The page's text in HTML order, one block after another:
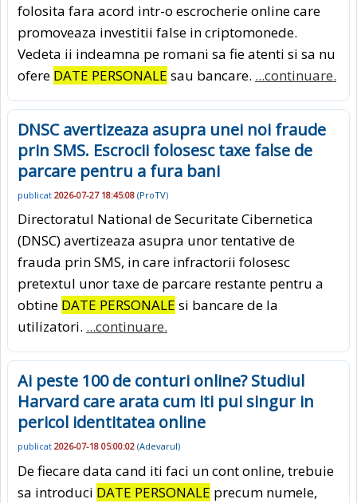
folosita fara acord intr-o escrocherie online care
promoveaza investitii false in criptomonede.
Vedeta ii indeamna pe romani sa fie atenti si sa nu
ofere DATE PERSONALE sau bancare. ...continuare.
DNSC avertizeaza asupra unei noi fraude
prin SMS. Escrocii folosesc taxe false de
parcare pentru a fura bani
publicat 2026-07-27 18:45:08 (ProTV)
Directoratul National de Securitate Cibernetica
(DNSC) avertizeaza asupra unor tentative de
frauda prin SMS, in care infractorii folosesc
pretextul unor taxe de parcare restante pentru a
obtine DATE PERSONALE si bancare de la
utilizatori. ...continuare.
Ai peste 100 de conturi online? Studiul
Harvard care arata cum iti pui singur in
pericol identitatea online
publicat 2026-07-18 05:00:02 (Adevarul)
De fiecare data cand iti faci un cont online, trebuie
sa introduci DATE PERSONALE precum numele,